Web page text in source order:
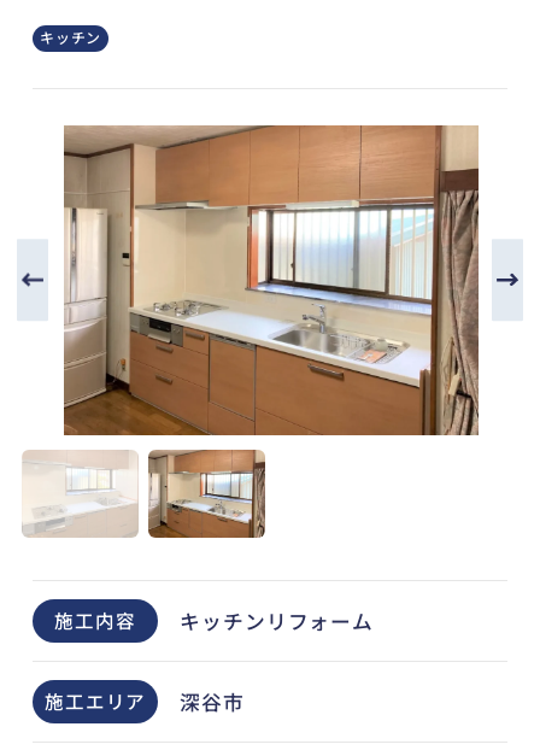
キッチン
施工内容 キッチンリフォーム
施工エリア 深谷市